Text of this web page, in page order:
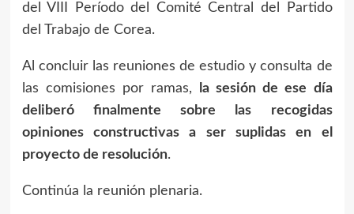
del VIII Período del Comité Central del Partido
del Trabajo de Corea.
Al concluir las reuniones de estudio y consulta de
las comisiones por ramas,
la sesión de ese día
deliberó finalmente sobre las recogidas
opiniones constructivas a ser suplidas en el
proyecto de resolución.
Continúa la reunión plenaria.